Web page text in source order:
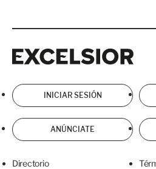
INICIAR SESIÓN
ANÚNCIATE
Directorio